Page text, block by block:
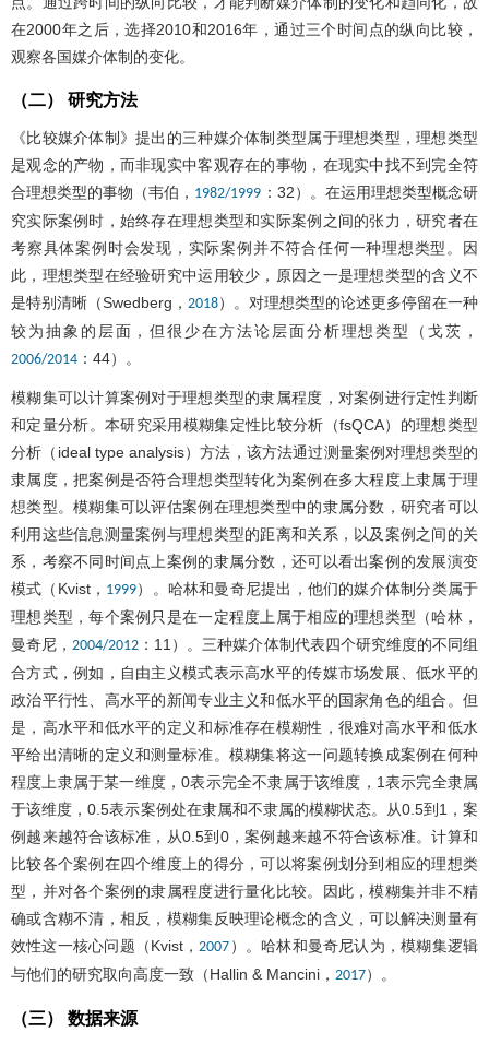
在2000年之后，选择2010和2016年，通过三个时间点的纵向比较，
观察各国媒介体制的变化。
（二） 研究方法
《比较媒介体制》提出的三种媒介体制类型属于理想类型，理想类型
是观念的产物，而非现实中客观存在的事物，在现实中找不到完全符
合理想类型的事物（韦伯， 1982/1999 ：32）。在运用理想类型概念研
究实际案例时，始终存在理想类型和实际案例之间的张力，研究者在
考察具体案例时会发现，实际案例并不符合任何一种理想类型。因
此，理想类型在经验研究中运用较少，原因之一是理想类型的含义不
是特别清晰（Swedberg， 2018）。对理想类型的论述更多停留在一种
较为抽象的层面，但很少在方法论层面分析理想类型（戈茨，
2006/2014 ：44）。
模糊集可以计算案例对于理想类型的隶属程度，对案例进行定性判断
和定量分析。本研究采用模糊集定性比较分析（fsQCA）的理想类型
分析（ideal type analysis）方法，该方法通过测量案例对理想类型的
隶属度，把案例是否符合理想类型转化为案例在多大程度上隶属于理
想类型。模糊集可以评估案例在理想类型中的隶属分数，研究者可以
利用这些信息测量案例与理想类型的距离和关系，以及案例之间的关
系，考察不同时间点上案例的隶属分数，还可以看出案例的发展演变
模式（Kvist， 1999）。哈林和曼奇尼提出，他们的媒介体制分类属于
理想类型，每个案例只是在一定程度上属于相应的理想类型（哈林，
曼奇尼， 2004/2012 ：11）。三种媒介体制代表四个研究维度的不同组
合方式，例如，自由主义模式表示高水平的传媒市场发展、低水平的
政治平行性、高水平的新闻专业主义和低水平的国家角色的组合。但
是，高水平和低水平的定义和标准存在模糊性，很难对高水平和低水
平给出清晰的定义和测量标准。模糊集将这一问题转换成案例在何种
程度上隶属于某一维度，0表示完全不隶属于该维度，1表示完全隶属
于该维度，0.5表示案例处在隶属和不隶属的模糊状态。从0.5到1，案
例越来越符合该标准，从0.5到0，案例越来越不符合该标准。计算和
比较各个案例在四个维度上的得分，可以将案例划分到相应的理想类
型，并对各个案例的隶属程度进行量化比较。因此，模糊集并非不精
确或含糊不清，相反，模糊集反映理论概念的含义，可以解决测量有
效性这一核心问题（Kvist， 2007 ）。哈林和曼奇尼认为，模糊集逻辑
与他们的研究取向高度一致（Hallin & Mancini， 2017）。
（三） 数据来源